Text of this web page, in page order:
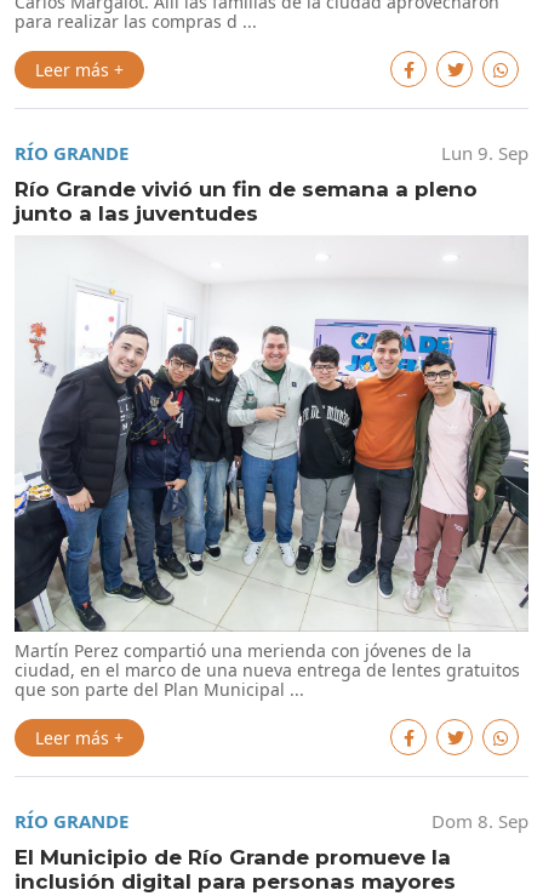
para realizar las compras d ...
Leer más +
RÍO GRANDE
Lun 9. Sep
Río Grande vivió un fin de semana a pleno
junto a las juventudes
Martín Perez compartió una merienda con jóvenes de la
ciudad, en el marco de una nueva entrega de lentes gratuitos
que son parte del Plan Municipal ...
Leer más +
RÍO GRANDE
Dom 8. Sep
El Municipio de Río Grande promueve la
inclusión digital para personas mayores